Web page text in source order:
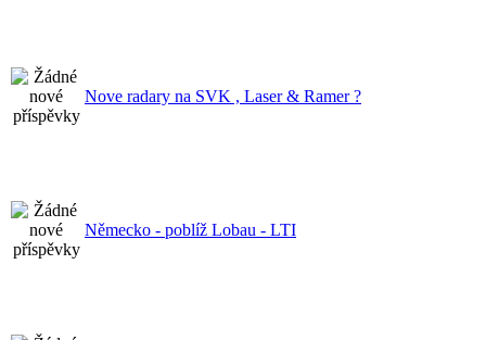
Nove radary na SVK , Laser & Ramer ?
Německo - poblíž Lobau - LTI